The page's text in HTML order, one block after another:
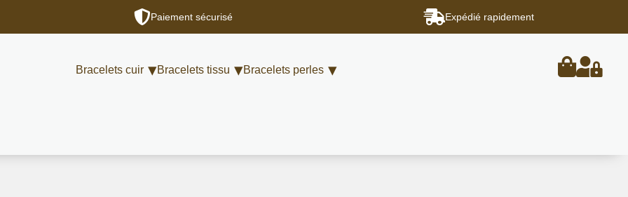
Paiement sécurisé Expédié rapidement
Bracelets cuir Bracelets tissu Bracelets perles